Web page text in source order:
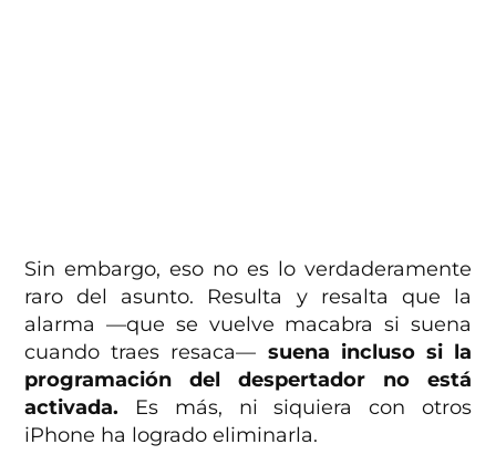
Sin embargo, eso no es lo verdaderamente
raro del asunto. Resulta y resalta que la
alarma —que se vuelve macabra si suena
cuando traes resaca— suena incluso si la
programación del despertador no está
activada. Es más, ni siquiera con otros
iPhone ha logrado eliminarla.